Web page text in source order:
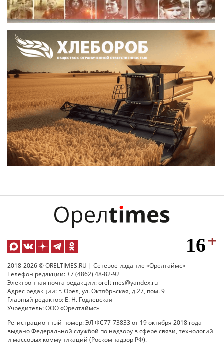
2018-2026 © ORELTIMES.RU | Сетевое издание «Орелтаймс»
Телефон редакции: +7 (4862) 48-82-92
Электронная почта редакции: oreltimes@yandex.ru
Адрес редакции: г. Орел, ул. Октябрьская, д.27, пом. 9
Главный редактор: Е. Н. Годлевская
Учредитель: ООО «Орелтаймс»
Регистрационный номер: ЭЛ ФС77-73833 от 19 октября 2018 года
выдано Федеральной службой по надзору в сфере связи, технологий
и массовых коммуникаций (Роскомнадзор РФ).